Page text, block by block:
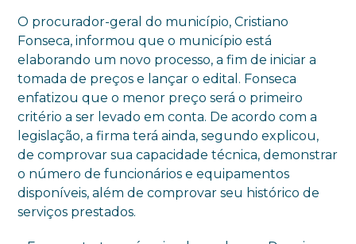
O procurador-geral do município, Cristiano
Fonseca, informou que o município está
elaborando um novo processo, a fim de iniciar a
tomada de preços e lançar o edital. Fonseca
enfatizou que o menor preço será o primeiro
critério a ser levado em conta. De acordo com a
legislação, a firma terá ainda, segundo explicou,
de comprovar sua capacidade técnica, demonstrar
o número de funcionários e equipamentos
disponíveis, além de comprovar seu histórico de
serviços prestados.